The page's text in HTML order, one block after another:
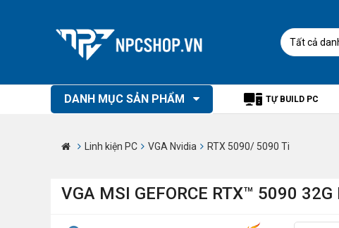
Tất cả
DANH MỤC SẢN PHẨM TỰ BUILD PC
Linh kiện PC VGA Nvidia RTX 5090/ 5090 Ti
VGA MSI GEFORCE RTX™ 5090